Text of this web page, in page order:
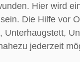
Hier wird
Die Hilfe vor
Unterhaugstett,
jederzeit